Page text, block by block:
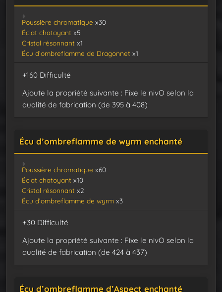
Poussière chromatique x30
Éclat chatoyant x5
Cristal résonnant x1
Écu d’ombreflamme de Dragonnet x1
+160 Difficulté
Ajoute la propriété suivante : Fixe le nivO selon la
qualité de fabrication (de 395 à 408)
Écu d’ombreflamme de wyrm enchanté
Poussière chromatique x60
Éclat chatoyant x10
Cristal résonnant x2
Écu d’ombreflamme de wyrm x3
+30 Difficulté
Ajoute la propriété suivante : Fixe le nivO selon la
qualité de fabrication (de 424 à 437)
Écu d’ombreflamme d’Aspect enchanté